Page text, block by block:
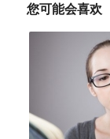
您可能会喜欢